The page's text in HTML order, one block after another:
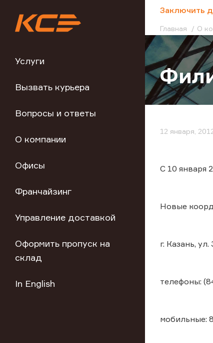
Услуги
Вызвать курьера
Вопросы и ответы
О компании
Офисы
Франчайзинг
Управление доставкой
Оформить пропуск на
склад
In English
Заключить
Главная О
12 января,
С 10 января
Новые
г. Казань,
телефоны:
мобильные: